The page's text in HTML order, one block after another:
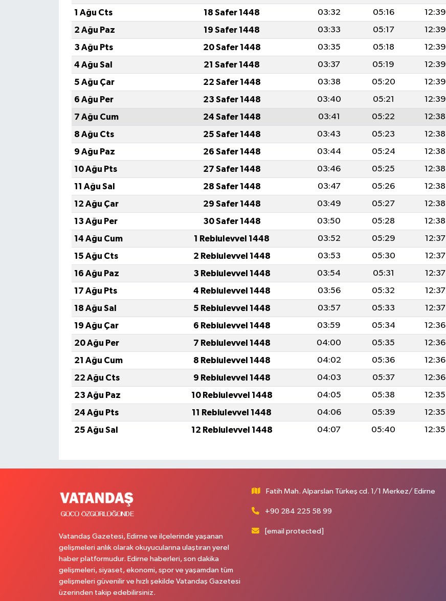
1 Ağu Cts
18 Safer 1448 03:32 05:16 12:39
2 Ağu Paz
19 Safer 1448 03:33 05:17 12:39
3 Ağu Pts
20 Safer 1448 03:35 05:18 12:39
4 Ağu Sal
21 Safer 1448 03:37 05:19 12:39
5 Ağu Çar
22 Safer 1448 03:38 05:20 12:39
6 Ağu Per
23 Safer 1448 03:40 05:21 12:39
7 Ağu Cum
24 Safer 1448 03:41 05:22 12:38
8 Ağu Cts
25 Safer 1448 03:43 05:23 12:38
9 Ağu Paz
26 Safer 1448 03:44 05:24 12:38
10 Ağu Pts
27 Safer 1448 03:46 05:25 12:38
11 Ağu Sal
28 Safer 1448 03:47 05:26 12:38
12 Ağu Çar
29 Safer 1448 03:49 05:27 12:38
13 Ağu Per
30 Safer 1448 03:50 05:28 12:38
14 Ağu Cum
1 Rebiulevvel 1448 03:52 05:29 12:37
15 Ağu Cts
2 Rebiulevvel 1448 03:53 05:30 12:37
16 Ağu Paz
3 Rebiulevvel 1448 03:54 05:31 12:37
17 Ağu Pts
4 Rebiulevvel 1448 03:56 05:32 12:37
18 Ağu Sal
5 Rebiulevvel 1448 03:57 05:33 12:37
19 Ağu Çar
6 Rebiulevvel 1448 03:59 05:34 12:36
20 Ağu Per
7 Rebiulevvel 1448 04:00 05:35 12:36
21 Ağu Cum
8 Rebiulevvel 1448 04:02 05:36 12:36
22 Ağu Cts
9 Rebiulevvel 1448 04:03 05:37 12:36
23 Ağu Paz
10 Rebiulevvel 1448 04:05 05:38 12:35
24 Ağu Pts
11 Rebiulevvel 1448 04:06 05:39 12:35
25 Ağu Sal
12 Rebiulevvel 1448 04:07 05:40 12:35
Vatandaş Gazetesi, Edirne ve ilçelerinde yaşanan
gelişmeleri anlık olarak okuyucularına ulaştıran yerel
haber platformudur. Edirne haberleri, son dakika
gelişmeleri, siyaset, ekonomi, spor ve yaşamdan tüm
gelişmeleri güvenilir ve hızlı şekilde Vatandaş Gazetesi
üzerinden takip edebilirsiniz.
Fatih Mah. Alparslan Türkeş cd. 1/1 Merkez/ Edirne
+90 284 225 58 99
[email protected]